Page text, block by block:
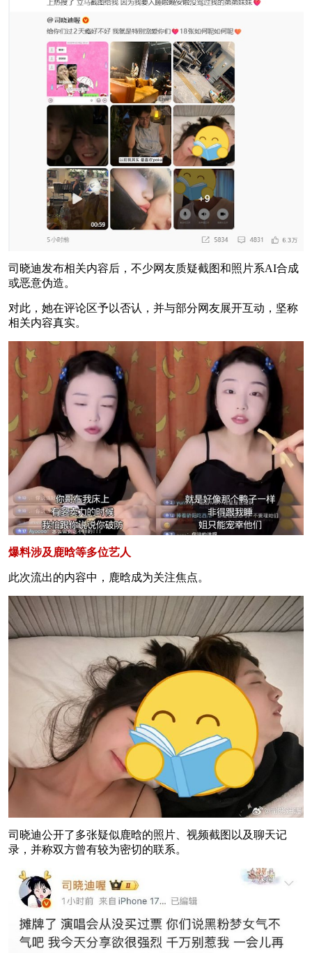
司晓迪发布相关内容后，不少网友质疑截图和照片系AI合成
或恶意伪造。
对此，她在评论区予以否认，并与部分网友展开互动，坚称
相关内容真实。
爆料涉及鹿晗等多位艺人
此次流出的内容中，鹿晗成为关注焦点。
司晓迪公开了多张疑似鹿晗的照片、视频截图以及聊天记
录，并称双方曾有较为密切的联系。